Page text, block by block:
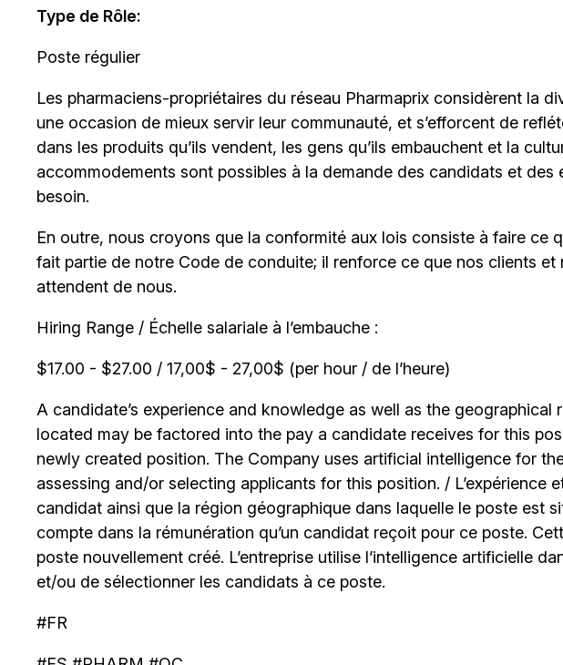
Type de Rôle:
Poste régulier
Les pharmaciens-propriétaires du réseau Pharmaprix considèrent la
une occasion de mieux servir leur communauté, et s’efforcent de
dans les produits qu’ils vendent, les gens qu’ils embauchent et la
accommodements sont possibles à la demande des candidats et des
besoin.
En outre, nous croyons que la conformité aux lois consiste à faire ce
fait partie de notre Code de conduite; il renforce ce que nos clients et
attendent de nous.
Hiring Range / Échelle salariale à l’embauche :
$17.00 - $27.00 / 17,00$ - 27,00$ (per hour / de l’heure)
A candidate’s experience and knowledge as well as the geographical
located may be factored into the pay a candidate receives for this
newly created position. The Company uses artificial intelligence for
assessing and/or selecting applicants for this position. / L’expérience
candidat ainsi que la région géographique dans laquelle le poste est
compte dans la rémunération qu’un candidat reçoit pour ce poste.
poste nouvellement créé. L’entreprise utilise l’intelligence artificielle
et/ou de sélectionner les candidats à ce poste.
#FR